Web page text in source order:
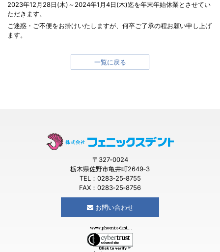
2023年12月28日(木)～2024年1月4日(木)迄を年末年始休業とさせてい
ただきます。
ご迷惑・ご不便をお掛けいたしますが、何卒ご了承の程お願い申し上げ
ます。
一覧に戻る
〒327‐0024
栃木県佐野市亀井町2649‐3
TEL：0283‐25‐8755
FAX：0283‐25‐8756
お問い合わせ